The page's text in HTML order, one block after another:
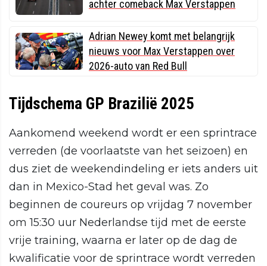
achter comeback Max Verstappen
Adrian Newey komt met belangrijk
nieuws voor Max Verstappen over
2026-auto van Red Bull
Tijdschema GP Brazilië 2025
Aankomend weekend wordt er een sprintrace
verreden (de voorlaatste van het seizoen) en
dus ziet de weekendindeling er iets anders uit
dan in Mexico-Stad het geval was. Zo
beginnen de coureurs op vrijdag 7 november
om 15:30 uur Nederlandse tijd met de eerste
vrije training, waarna er later op de dag de
kwalificatie voor de sprintrace wordt verreden